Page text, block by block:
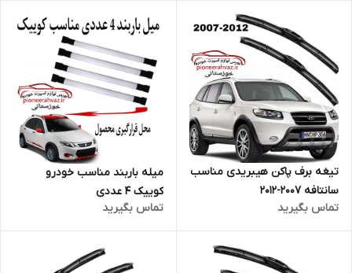
تیغه برف پاکن هیبریدی مناسب
سانتافه 2007-2012
تماس بگیرید
میله باربند مناسب خودرو
کوییک 4 عددی
تماس بگیرید